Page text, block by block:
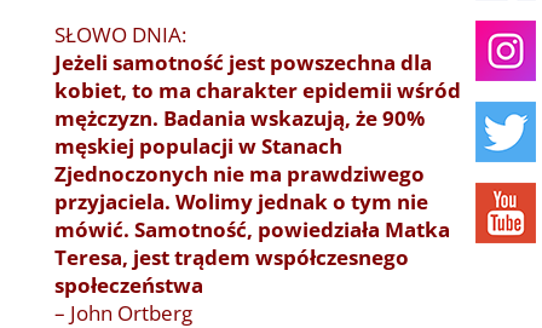
SŁOWO DNIA:
Jeżeli samotność jest powszechna dla
kobiet, to ma charakter epidemii wśród
mężczyzn. Badania wskazują, że 90%
męskiej populacji w Stanach
Zjednoczonych nie ma prawdziwego
przyjaciela. Wolimy jednak o tym nie
mówić. Samotność, powiedziała Matka
Teresa, jest trądem współczesnego
społeczeństwa
– John Ortberg